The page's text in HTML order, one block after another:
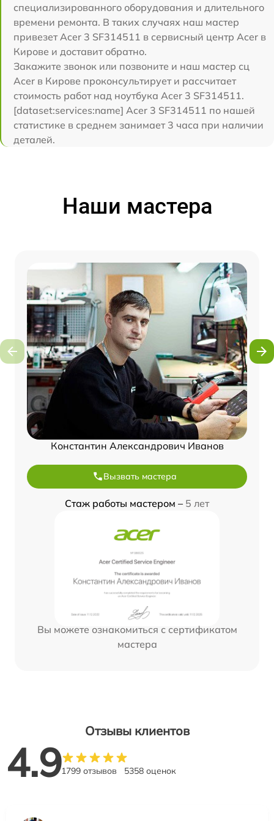
специализированного оборудования и длительного
времени ремонта. В таких случаях наш мастер
привезет Acer 3 SF314511 в сервисный центр Acer в
Кирове и доставит обратно.
Закажите звонок или позвоните и наш мастер сц
Acer в Кирове проконсультирует и рассчитает
стоимость работ над ноутбука Acer 3 SF314511.
[dataset:services:name] Acer 3 SF314511 по нашей
статистике в среднем занимает 3 часа при наличии
деталей.
Наши мастера
Константин Александрович Иванов
Вызвать мастера
Стаж работы мастером – 5 лет
Вы можете ознакомиться с сертификатом
мастера
Отзывы клиентов
4.91799 отзывов 5358 оценок